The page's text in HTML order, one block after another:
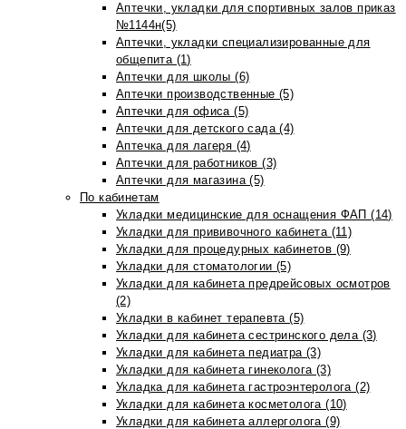
Аптечки, укладки для спортивных залов приказ
№1144н(5)
Аптечки, укладки специализированные для
общепита (1)
Аптечки для школы (6)
Аптечки производственные (5)
Аптечки для офиса (5)
Аптечки для детского сада (4)
Аптечка для лагеря (4)
Аптечки для работников (3)
Аптечки для магазина (5)
По кабинетам
Укладки медицинские для оснащения ФАП (14)
Укладки для прививочного кабинета (11)
Укладки для процедурных кабинетов (9)
Укладки для стоматологии (5)
Укладки для кабинета предрейсовых осмотров
(2)
Укладки в кабинет терапевта (5)
Укладки для кабинета сестринского дела (3)
Укладки для кабинета педиатра (3)
Укладки для кабинета гинеколога (3)
Укладка для кабинета гастроэнтеролога (2)
Укладки для кабинета косметолога (10)
Укладки для кабинета аллерголога (9)